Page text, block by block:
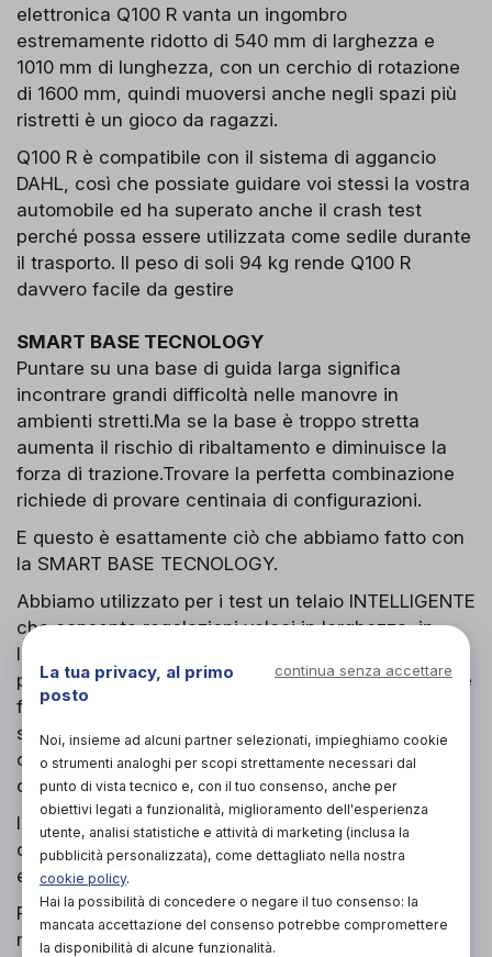
elettronica Q100 R vanta un ingombro
estremamente ridotto di 540 mm di larghezza e
1010 mm di lunghezza, con un cerchio di rotazione
di 1600 mm, quindi muoversi anche negli spazi più
ristretti è un gioco da ragazzi.
Q100 R è compatibile con il sistema di aggancio
DAHL, così che possiate guidare voi stessi la vostra
automobile ed ha superato anche il crash test
perché possa essere utilizzata come sedile durante
il trasporto. Il peso di soli 94 kg rende Q100 R
davvero facile da gestire
SMART BASE TECNOLOGY
Puntare su una base di guida larga significa
incontrare grandi difficoltà nelle manovre in
ambienti stretti.Ma se la base è troppo stretta
aumenta il rischio di ribaltamento e diminuisce la
forza di trazione.Trovare la perfetta combinazione
richiede di provare centinaia di configurazioni.
E questo è esattamente ciò che abbiamo fatto con
la SMART BASE TECNOLOGY.
Abbiamo utilizzato per i test un telaio INTELLIGENTE
che consenta regolazioni veloci in larghezza, in
lunghezza, in altezza, che consenta di cambiare
posizione della seduta, centro di gravità e cambiare
facilmente le ruote motrici e le ruote anteriori. E’
stato necessario effettuare regolazioni precise e
considerare attentamente i risultati per arrivare ad
ottenere una base dalla geometria ideale.
Il risultato è QUICKIE Q100 R, una carrozzina
compatta che offre tanta forza di trazione, stabilità
e perfino la capacità di superare cordoli di 100 mm.
Per capire come configurare la propria carrozzina,
riferirsi alla scheda d'ordine allegata.
La tua privacy, al primo
posto
continua senza accettare
Noi, insieme ad alcuni partner selezionati, impieghiamo cookie
o strumenti analoghi per scopi strettamente necessari dal
punto di vista tecnico e, con il tuo consenso, anche per
obiettivi legati a funzionalità, miglioramento dell'esperienza
utente, analisi statistiche e attività di marketing (inclusa la
pubblicità personalizzata), come dettagliato nella nostra
cookie policy.
Hai la possibilità di concedere o negare il tuo consenso: la
mancata accettazione del consenso potrebbe compromettere
la disponibilità di alcune funzionalità.